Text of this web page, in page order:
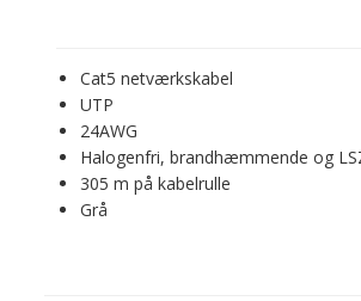
Cat5 netværkskabel
UTP
24AWG
Halogenfri, brandhæmmende og
305 m på kabelrulle
Grå